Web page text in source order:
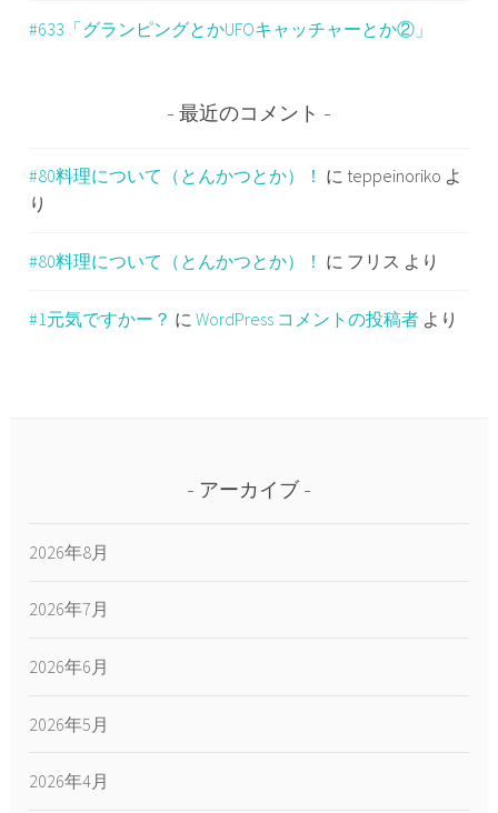
#633「グランピングとかUFOキャッチャーとか②」
最近のコメント
#80料理について（とんかつとか）！ に teppeinoriko よ
り
#80料理について（とんかつとか）！ に フリス より
#1元気ですかー？ にWordPress コメントの投稿者 より
アーカイブ
2026年8月
2026年7月
2026年6月
2026年5月
2026年4月